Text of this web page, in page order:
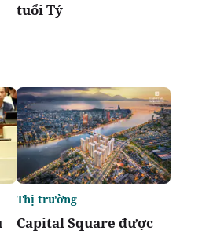
tuổi Tý
Capital Square được
Thị trường